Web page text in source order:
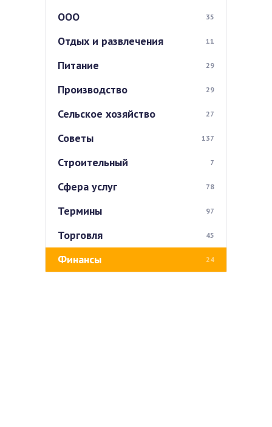
ООО 35
Отдых и развлечения 11
Питание 29
Производство 29
Сельское хозяйство 27
Советы 137
Строительный 7
Сфера услуг 78
Термины 97
Торговля 45
Финансы 24